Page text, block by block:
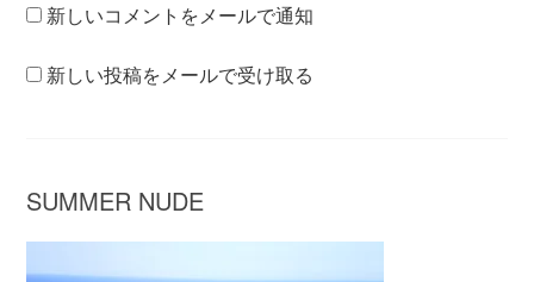
新しいコメントをメールで通知
新しい投稿をメールで受け取る
SUMMER NUDE